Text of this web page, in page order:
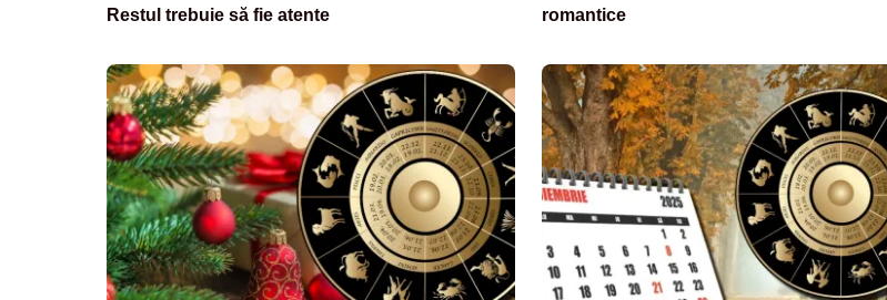
Restul trebuie să fie atente
romantice